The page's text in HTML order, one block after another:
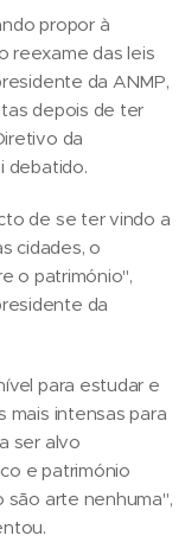
propor à
reexame das leis
da ANMP,
depois de ter
da
debatido.
de se ter vindo a
cidades, o
o património",
da
para estudar e
mais intensas para
ser alvo
e património
são arte nenhuma",